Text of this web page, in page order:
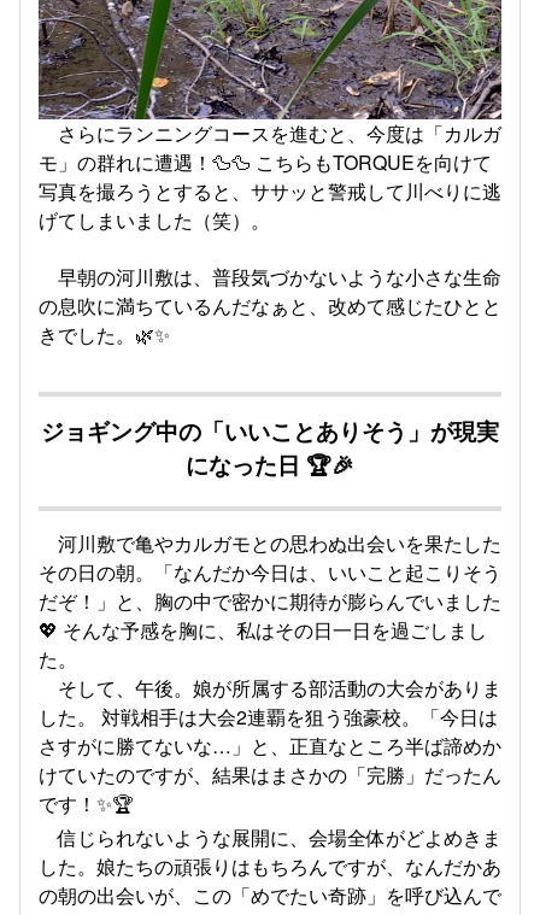
さらにランニングコースを進むと、今度は「カルガ
モ」の群れに遭遇！🦆🦆 こちらもTORQUEを向けて
写真を撮ろうとすると、ササッと警戒して川べりに逃
げてしまいました（笑）。
早朝の河川敷は、普段気づかないような小さな生命
の息吹に満ちているんだなぁと、改めて感じたひとと
きでした。🌿✨
ジョギング中の「いいことありそう」が現実
になった日 🏆🎉
河川敷で亀やカルガモとの思わぬ出会いを果たした
その日の朝。「なんだか今日は、いいこと起こりそう
だぞ！」と、胸の中で密かに期待が膨らんでいました
💖 そんな予感を胸に、私はその日一日を過ごしまし
た。
そして、午後。娘が所属する部活動の大会がありま
した。 対戦相手は大会2連覇を狙う強豪校。「今日は
さすがに勝てないな…」と、正直なところ半ば諦めか
けていたのですが、結果はまさかの「完勝」だったん
です！✨🏆
信じられないような展開に、会場全体がどよめきま
した。娘たちの頑張りはもちろんですが、なんだかあ
の朝の出会いが、この「めでたい奇跡」を呼び込んで